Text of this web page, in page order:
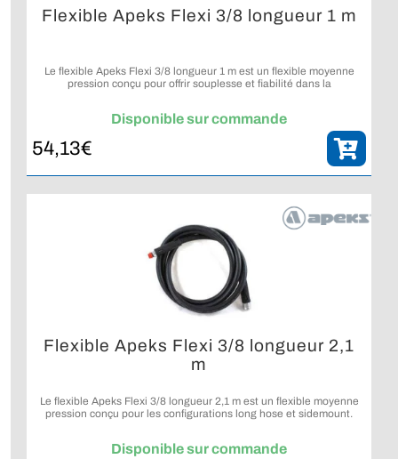
Flexible Apeks Flexi 3/8 longueur 1 m
Le flexible Apeks Flexi 3/8 longueur 1 m est un flexible moyenne
pression conçu pour offrir souplesse et fiabilité dans la
Disponible sur commande
54,13€
Flexible Apeks Flexi 3/8 longueur 2,1
m
Le flexible Apeks Flexi 3/8 longueur 2,1 m est un flexible moyenne
pression conçu pour les configurations long hose et sidemount.
Disponible sur commande